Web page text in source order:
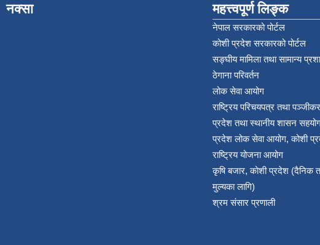
नक्सा महत्त्वपूर्ण लिङ्क
नेपाल सरकारको पोर्टल
कोशी प्रदेश सरकारको पोर्टल
सङ्‍घीय मामिला तथा सामान्य
ठेगाना परिवर्तन
लोक सेवा आयोग
राष्ट्रिय परिचयपत्र तथा
प्रदेश तथा स्थानीय शासन
प्रदेश लोक सेवा आयोग, कोशी
राष्ट्रिय योजना आयोग
कृषि बजार, कोशी प्रदेश (दैनिक
मुल्यका लागि)
श्रम संसार प्रणाली